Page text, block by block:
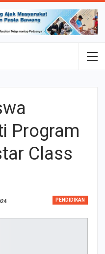
Program
Class
PENDIDIKAN